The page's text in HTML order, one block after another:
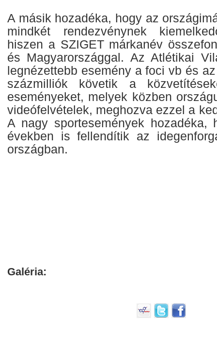
A másik hozadéka, hogy az
mindkét rendezvénynek
hiszen a SZIGET márkanév
és Magyarországgal. Az Atlétikai
legnézettebb esemény a foci vb és
százmilliók követik a
eseményeket, melyek közben
videófelvételek, meghozva ezzel a
A nagy sportesemények hozadéka,
években is fellendítik az
országban.
Galéria: